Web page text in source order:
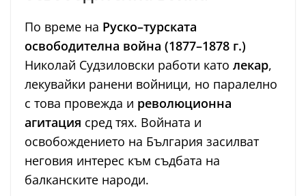
По време на Руско–турската
освободителна война (1877–1878 г.)
Николай Судзиловски работи като лекар,
лекувайки ранени войници, но паралелно
с това провежда и революционна
агитация сред тях. Войната и
освобождението на България засилват
неговия интерес към съдбата на
балканските народи.